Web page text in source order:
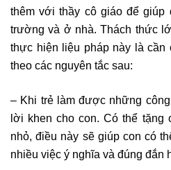
thêm với thầy cô giáo để
trường và ở nhà. Thách thức
thực hiện liệu pháp này là cần
theo các nguyên tắc sau:
– Khi trẻ làm được những
lời khen cho con. Có thể tặng
nhỏ, điều này sẽ giúp con có
nhiều việc ý nghĩa và đúng đắn